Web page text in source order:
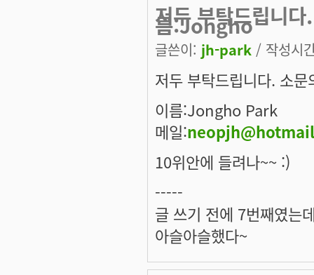
저두 부탁드립니
름:Jongho
글쓴이: jh-park / 작성시
저두 부탁드립니다. 소
이름:Jongho Park
메일:
10위안에 들려나~~ :)
-----
글 쓰기 전에 7번째였는
아슬아슬했다~